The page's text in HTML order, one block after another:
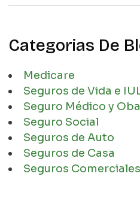
Categorias De
Medicare
Seguros de Vida e
Seguro Médico y
Seguro Social
Seguros de Auto
Seguros de Casa
Seguros